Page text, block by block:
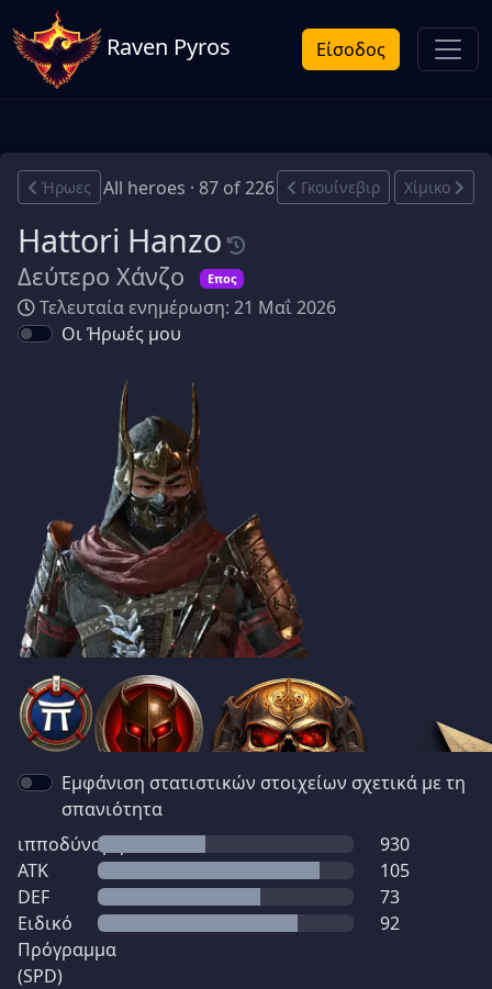
Raven Pyros Είσοδος
Ήρωες All heroes · 87 of 226 Γκουίνεβιρ Χίμικο
Hattori Hanzo
Δεύτερο Χάνζο Επος
Τελευταία ενημέρωση: 21 Μαΐ 2026
Οι Ήρωές μου
Εμφάνιση στατιστικών στοιχείων σχετικά με τη
σπανιότητα
ιπποδύναμη
930
ATK
105
DEF
73
Ειδικό
Πρόγραμμα
(SPD)
92